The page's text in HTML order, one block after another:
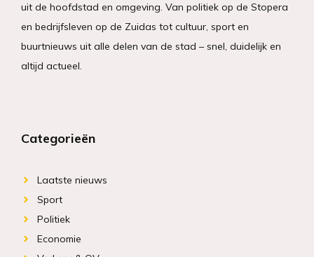
uit de hoofdstad en omgeving. Van politiek op de Stopera
en bedrijfsleven op de Zuidas tot cultuur, sport en
buurtnieuws uit alle delen van de stad – snel, duidelijk en
altijd actueel.
Categorieën
Laatste nieuws
Sport
Politiek
Economie